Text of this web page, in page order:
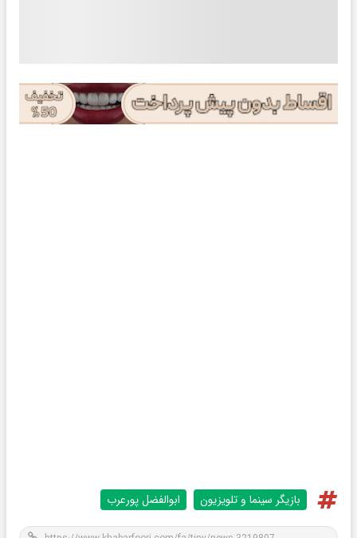
بازیگر سینما و تلویزیون ابوالفضل پورعرب